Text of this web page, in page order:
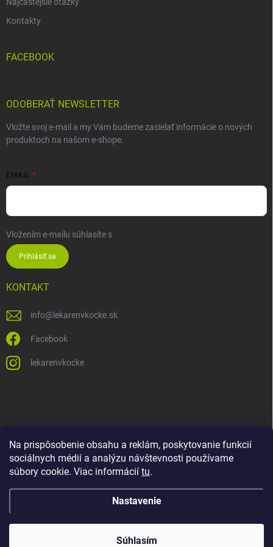
Na prispôsobenie obsahu a reklám, poskytovanie funkcií
sociálnych médií a analýzu návštevnosti používame
súbory cookie. Viac informácií tu.
Nastavenie
Súhlasím
Najčastejšie otázky
Kontakty
FACEBOOK
ODOBERAŤ NEWSLETTER
Vložte svoj e-mail a my Vám budeme zasielať informácie o nových
produktoch na našom e-shope.
EMAIL
Vložením e-mailu súhlasíte s
Prihlásiť sa
KONTAKT
info@ lekarenvkocke.sk
Facebook
lekarenvkocke